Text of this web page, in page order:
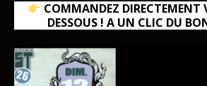
COMMANDEZ DIRECTEMENT
DESSOUS ! A UN CLIC DU